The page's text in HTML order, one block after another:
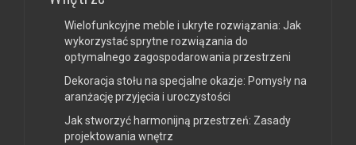
Wielofunkcyjne meble i ukryte rozwiązania: Jak
wykorzystać sprytne rozwiązania do
optymalnego zagospodarowania przestrzeni
Dekoracja stołu na specjalne okazje: Pomysły na
aranżację przyjęcia i uroczystości
Jak stworzyć harmonijną przestrzeń: Zasady
projektowania wnętrz